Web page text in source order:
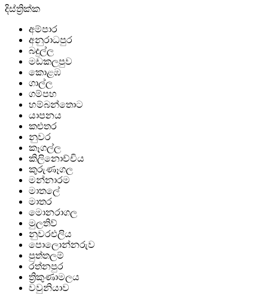
දිස්ත්‍රික්ක
අම්පාර
අනුරාධපුර
බදුල්ල
මඩකලපුව
කොළඹ
ගාල්ල
ගම්පහ
හම්බන්තොට
යාපනය
කළුතර
නුවර
කෑගල්ල
කිලිනොච්චිය
කුරුණෑගල
මන්නාරම
මාතලේ
මාතර
මොනරාගල
මුලතිව්
නුවරඑලිය
පොලොන්නරුව
පුත්තලම්
රත්නපුර
ත්‍රිකුණාමලය
වවුනියාව